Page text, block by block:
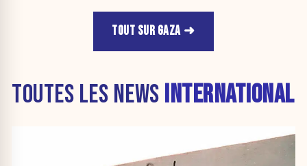
TOUT SUR GAZA
TOUTES LES NEWS INTERNATIONAL